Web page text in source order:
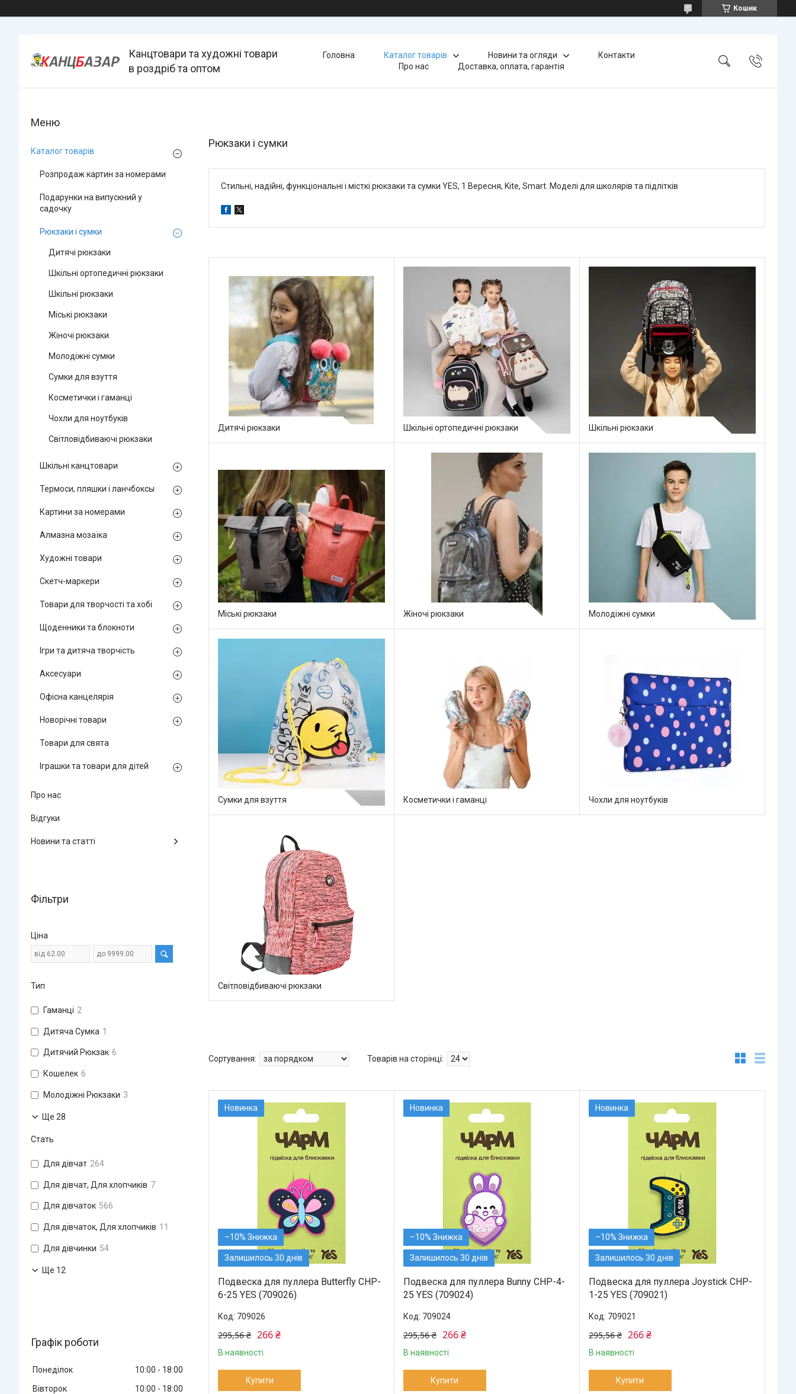
Кошик
Канцтовари та художні товари
в роздріб та оптом
Головна Каталог товарів Новини та огляди
Контакти
Про нас
Доставка, оплата, гарантія
Рюкзаки і сумки
Стильні, надійні, функціональні і місткі рюкзаки та сумки YES, 1 Вересня, Kite, Smart. Моделі для школярів та підлітків
Дитячі рюкзаки Шкільні ортопедичні рюкзаки Шкільні рюкзаки
Міські рюкзаки Жіночі рюкзаки Молодіжні сумки
Сумки для взуття Косметички і гаманці Чохли для ноутбуків
Світловідбиваючі рюкзаки
Новинка
–10%
Залишилось 30 днів
Подвеска для пуллера Butterfly CHP-
6-25 YES (709026)
709026
295,56 ₴ 266 ₴
В наявності
Купити
Новинка
–10%
Залишилось 30 днів
Подвеска для пуллера Bunny CHP-4-
25 YES (709024)
709024
295,56 ₴ 266 ₴
В наявності
Купити
Новинка
–10%
Залишилось 30 днів
Подвеска для пуллера Joystick CHP-
1-25 YES (709021)
709021
295,56 ₴ 266 ₴
В наявності
Купити
Каталог товарів
Розпродаж картин за номерами
Подарунки на випускний у
садочку
Рюкзаки і сумки
Дитячі рюкзаки
Шкільні ортопедичні рюкзаки
Шкільні рюкзаки
Міські рюкзаки
Жіночі рюкзаки
Молодіжні сумки
Сумки для взуття
Косметички і гаманці
Чохли для ноутбуків
Світловідбиваючі рюкзаки
Шкільні канцтовари
Термоси, пляшки і ланчбоксы
Картини за номерами
Алмазна мозаїка
Художні товари
Скетч-маркери
Товари для творчості та хобі
Щоденники та блокноти
Ігри та дитяча творчість
Аксесуари
Офісна канцелярія
Новорічні товари
Товари для свята
Іграшки та товари для дітей
Про нас
Відгуки
Новини та статті
Фільтри
Ціна
Тип
Гаманці 2
Дитяча Сумка 1
Дитячий Рюкзак 6
Кошелек 6
Молодіжні Рюкзаки 3
Ще 28
Стать
Для дівчат 264
Для дівчат, Для хлопчиків 7
Для дівчаток 566
Для дівчаток, Для хлопчиків 11
Для дівчинки 54
Ще 12
Графік роботи
Понеділок 10:00
18:00
Вівторок
10:00
18:00